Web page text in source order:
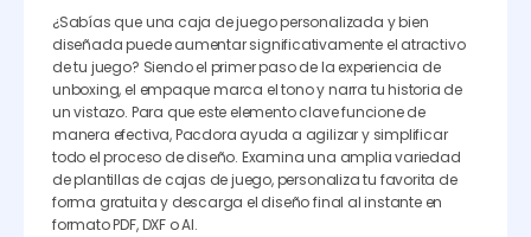
¿Sabías que una caja de juego personalizada y bien
diseñada puede aumentar significativamente el atractivo
de tu juego? Siendo el primer paso de la experiencia de
unboxing, el empaque marca el tono y narra tu historia de
un vistazo. Para que este elemento clave funcione de
manera efectiva, Pacdora ayuda a agilizar y simplificar
todo el proceso de diseño. Examina una amplia variedad
de plantillas de cajas de juego, personaliza tu favorita de
forma gratuita y descarga el diseño final al instante en
formato PDF, DXF o AI.